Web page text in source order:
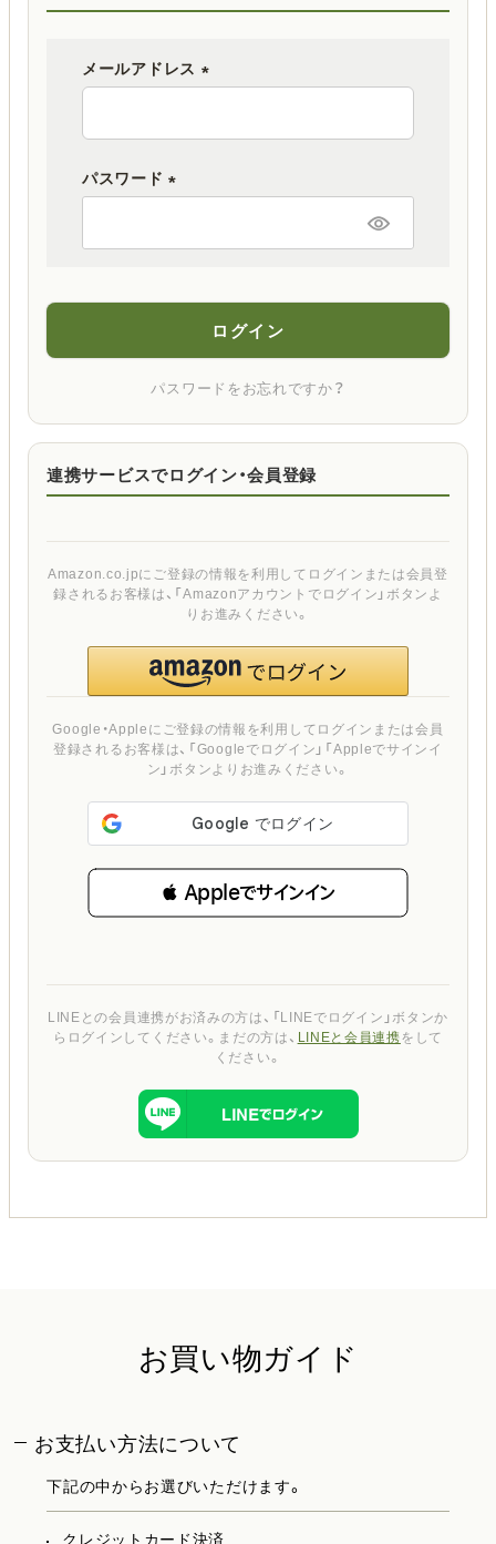
メールアドレス
パスワード
ログイン
パスワードをお忘れですか？
連携サービスでログイン・会員登録
 Appleでサインイン
Google・Appleにご登録の情報を利用してログインまたは会員
登録されるお客様は、「Googleでログイン」「Appleでサインイ
ン」ボタンよりお進みください。
Amazon.co.jpにご登録の情報を利用してログインまたは会員登
録されるお客様は、「Amazonアカウントでログイン」ボタンよ
りお進みください。
LINEとの会員連携がお済みの方は、「LINEでログイン」ボタンか
らログインしてください。まだの方は、 LINEと会員連携をして
ください。
お買い物ガイド
お支払い方法について
下記の中からお選びいただけます。
クレジットカード決済